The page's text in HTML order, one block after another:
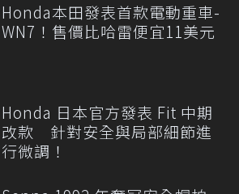
Honda本田發表首款電動重車-
WN7！售價比哈雷便宜11美元
Honda 日本官方發表 Fit 中期
改款 針對安全與局部細節進
行微調！